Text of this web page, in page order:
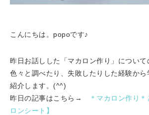
こんにちは。popoです♪
昨日お話しした「マカロン作り」について
色々と調べたり、失敗したりした経験か
紹介します。(^^)
昨日の記事はこちら→
＊マカロン作り
ロンシート】